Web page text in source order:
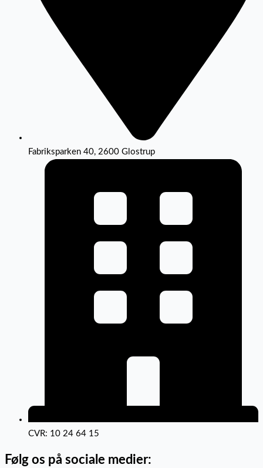
Fabriksparken 40, 2600 Glostrup
CVR: 10 24 64 15
Følg os på sociale medier: